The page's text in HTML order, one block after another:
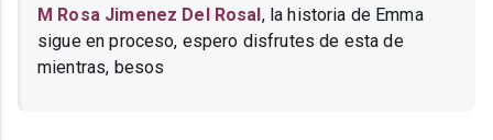
M Rosa Jimenez Del Rosal, la historia de Emma
sigue en proceso, espero disfrutes de esta de
mientras, besos